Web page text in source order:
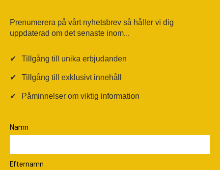
Prenumerera på vårt nyhetsbrev så håller vi dig
uppdaterad om det senaste inom...
✔ Tillgång till unika erbjudanden
✔ Tillgång till exklusivt innehåll
✔ Påminnelser om viktig information
Namn
Efternamn